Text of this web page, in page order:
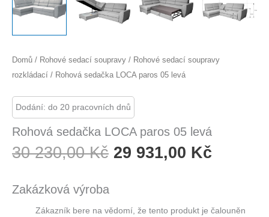
Domů / Rohové sedací soupravy / Rohové sedací soupravy
rozkládací / Rohová sedačka LOCA paros 05 levá
Dodání: do 20 pracovních dnů
Rohová sedačka LOCA paros 05 levá
30 230,00Kč Původní
29 931,00 Kč
Zakázková výroba
Zákazník bere na vědomí, že tento produkt je čalouněn